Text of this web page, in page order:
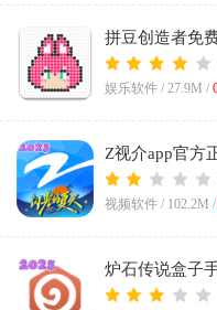
拼豆创造者免
娱乐软件 / 27.9M /
Z视介app官方
视频软件 / 102.2M /
炉石传说盒子
新版